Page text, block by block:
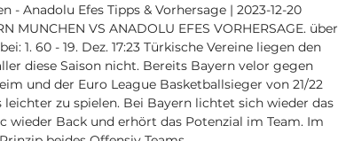
- Anadolu Efes Tipps & Vorhersage | 2023-12-20
MUNCHEN VS ANADOLU EFES VORHERSAGE. über
1. 60 - 19. Dez. 17:23 Türkische Vereine liegen den
diese Saison nicht. Bereits Bayern velor gegen
und der Euro League Basketballsieger von 21/22
leichter zu spielen. Bei Bayern lichtet sich wieder das
wieder Back und erhört das Potenzial im Team. Im